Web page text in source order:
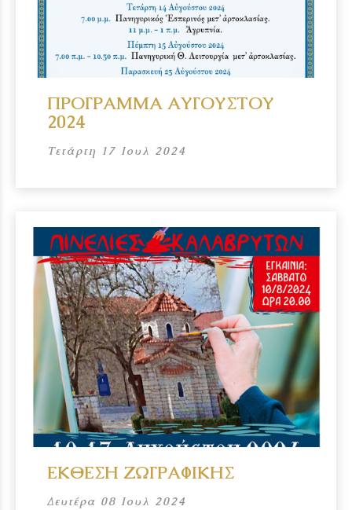
ΠΡΟΓΡΑΜΜΑ ΑΥΓΟΥΣΤΟΥ
2024
Τετάρτη 17 Ιουλ 2024
ΕΚΘΕΣΗ ΖΩΓΡΑΦΙΚΗΣ
Δευτέρα 08 Ιουλ 2024